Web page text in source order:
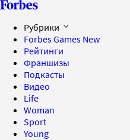
Рубрики
Forbes Games New
Рейтинги
Франшизы
Подкасты
Видео
Life
Woman
Sport
Young